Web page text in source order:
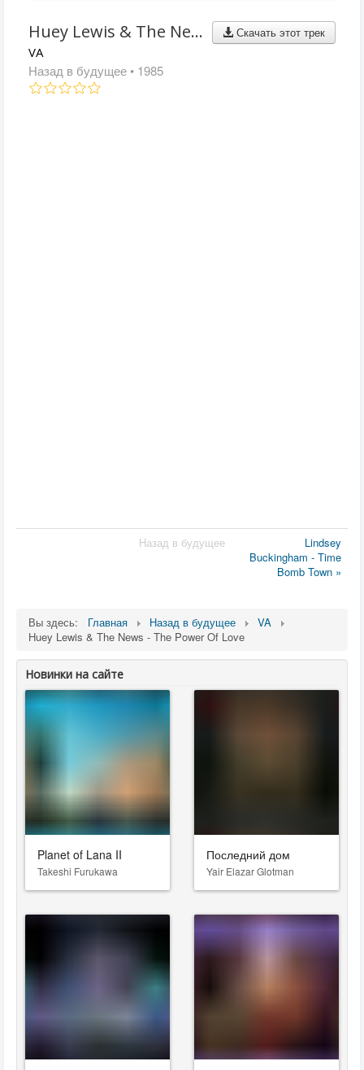
Скачать этот трек
Huey Lewis & The News - The Power Of Love
VA
Назад в будущее • 1985
Назад в будущее
Lindsey
Buckingham - Time
Bomb Town »
Вы здесь: Главная Назад в будущее
VA
Huey Lewis & The News - The Power Of Love
Новинки на сайте
Planet of Lana II
Takeshi Furukawa
Последний дом
Yair Elazar Glotman